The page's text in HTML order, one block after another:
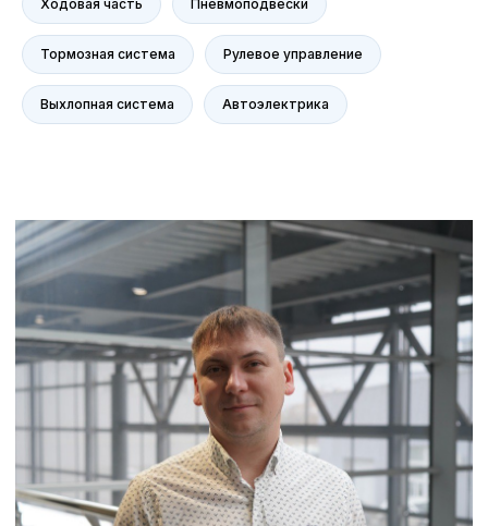
Ходовая часть Пневмоподвески
Тормозная система Рулевое управление
Выхлопная система Автоэлектрика
условия носят исключительно
информационный характер и не являются
публичной офертой, определяемой
положениями ст. 437 Гражданского кодекса
РФ. Для получения подробной информации о
продуктах, услугах и их стоимости
обращайтесь к нашим специалистам.
Политика обработки персональных данных
Политика использования файлов cookie
Контакты
Статьи